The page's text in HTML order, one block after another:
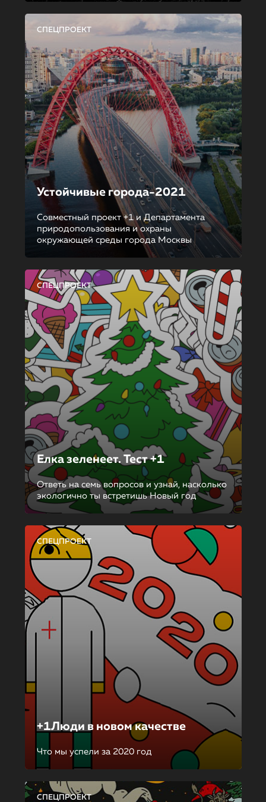
СПЕЦПРОЕКТ
Устойчивые города-2021
Совместный проект +1 и Департамента
природопользования и охраны
окружающей среды города Москвы
СПЕЦПРОЕКТ
Елка зеленеет. Тест +1
Ответь на семь вопросов и узнай, насколько
экологично ты встретишь Новый год
СПЕЦПРОЕКТ
+1Люди в новом качестве
Что мы успели за 2020 год
СПЕЦПРОЕКТ